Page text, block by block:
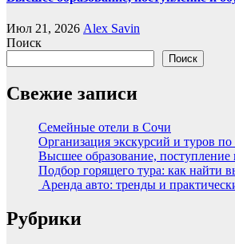
Июл 21, 2026 Alex Savin
Поиск
Поиск
Свежие записи
Семейные отели в Сочи
Организация экскурсий и туров
Высшее образование, поступление
Подбор горящего тура: как найти
Аренда авто: тренды и
Рубрики